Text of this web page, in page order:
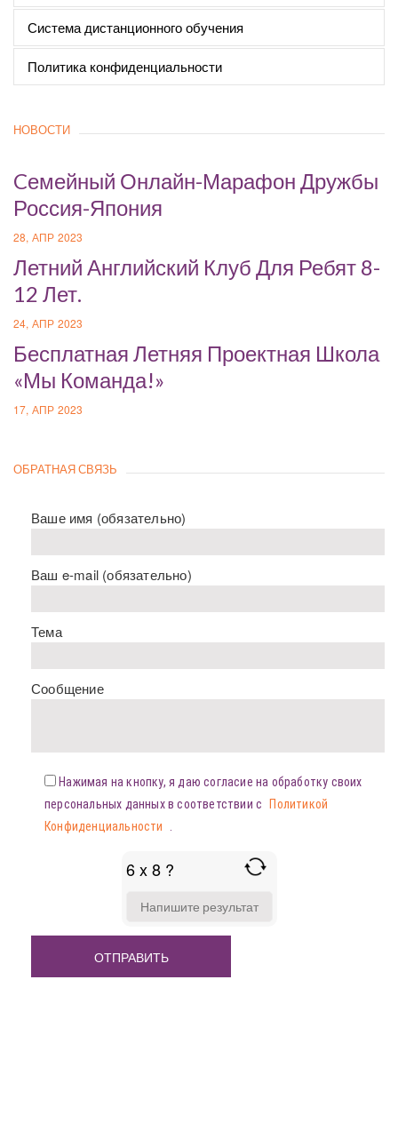
Система дистанционного обучения
Политика конфиденциальности
НОВОСТИ
Cемейный Онлайн-Марафон Дружбы
Россия-Япония
28, АПР 2023
Летний Английский Клуб Для Ребят 8-
12 Лет.
24, АПР 2023
Бесплатная Летняя Проектная Школа
«Мы Команда!»
17, АПР 2023
ОБРАТНАЯ СВЯЗЬ
Ваше имя (обязательно)
Ваш e-mail (обязательно)
Тема
Сообщение
Нажимая на кнопку, я даю согласие на обработку своих
персональных данных в соответствии с
Политикой
Конфиденциальности
6 x 8 ?
FOR
X